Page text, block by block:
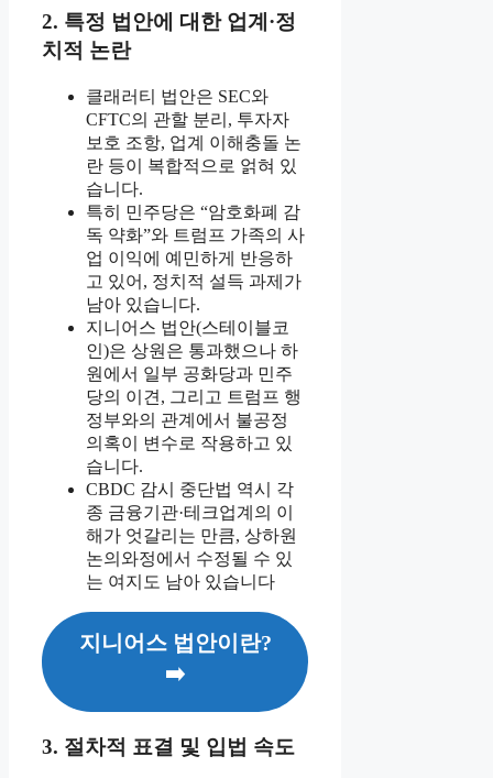
2. 특정 법안에 대한 업계·정
치적 논란
클래러티 법안은 SEC와
CFTC의 관할 분리, 투자자
보호 조항, 업계 이해충돌 논
란 등이 복합적으로 얽혀 있
습니다.
특히 민주당은 “암호화폐 감
독 약화”와 트럼프 가족의 사
업 이익에 예민하게 반응하
고 있어, 정치적 설득 과제가
남아 있습니다.
지니어스 법안(스테이블코
인)은 상원은 통과했으나 하
원에서 일부 공화당과 민주
당의 이견, 그리고 트럼프 행
정부와의 관계에서 불공정
의혹이 변수로 작용하고 있
습니다.
CBDC 감시 중단법 역시 각
종 금융기관·테크업계의 이
해가 엇갈리는 만큼, 상하원
논의와정에서 수정될 수 있
는 여지도 남아 있습니다
지니어스 법안이란?
➡️
3. 절차적 표결 및 입법 속도